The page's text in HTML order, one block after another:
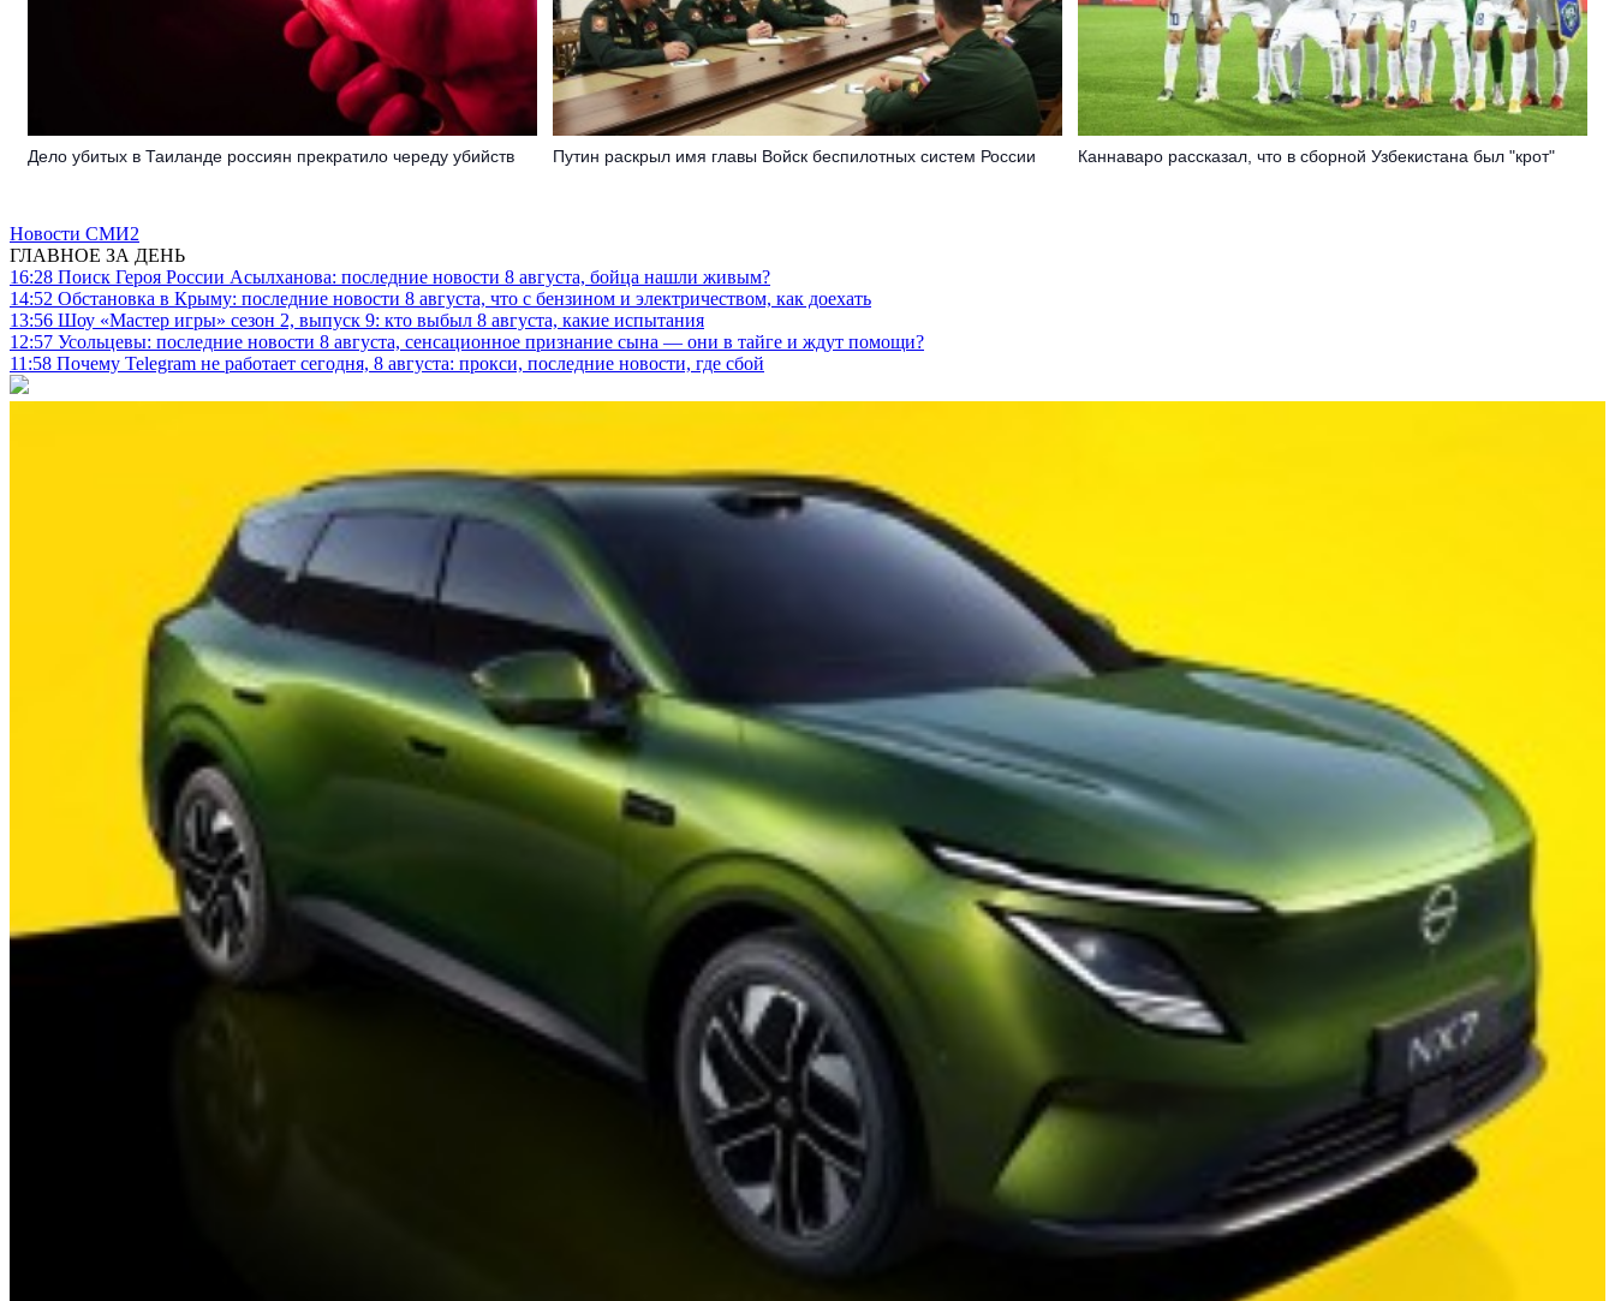
Дело убитых в Таиланде россиян прекратило череду убийств Путин раскрыл имя главы Войск беспилотных систем России Каннаваро рассказал, что в сборной Узбекистана был "крот"
Новости СМИ2
ГЛАВНОЕ ЗА ДЕНЬ
16:28 Поиск Героя России Асылханова: последние новости 8 августа, бойца нашли живым?
14:52 Обстановка в Крыму: последние новости 8 августа, что с бензином и электричеством, как доехать
13:56 Шоу «Мастер игры» сезон 2, выпуск 9: кто выбыл 8 августа, какие испытания
12:57 Усольцевы: последние новости 8 августа, сенсационное признание сына — они в тайге и ждут помощи?
11:58 Почему Telegram не работает сегодня, 8 августа: прокси, последние новости, где сбой